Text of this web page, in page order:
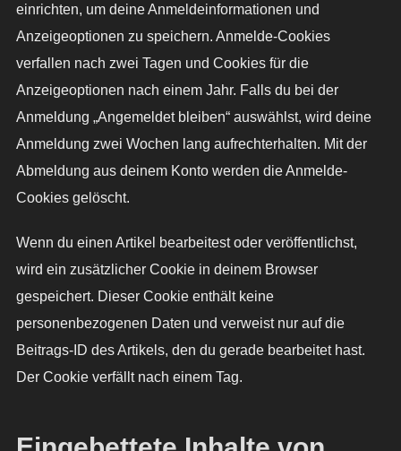
einrichten, um deine Anmeldeinformationen und
Anzeigeoptionen zu speichern. Anmelde-Cookies
verfallen nach zwei Tagen und Cookies für die
Anzeigeoptionen nach einem Jahr. Falls du bei der
Anmeldung „Angemeldet bleiben“ auswählst, wird deine
Anmeldung zwei Wochen lang aufrechterhalten. Mit der
Abmeldung aus deinem Konto werden die Anmelde-
Cookies gelöscht.
Wenn du einen Artikel bearbeitest oder veröffentlichst,
wird ein zusätzlicher Cookie in deinem Browser
gespeichert. Dieser Cookie enthält keine
personenbezogenen Daten und verweist nur auf die
Beitrags-ID des Artikels, den du gerade bearbeitet hast.
Der Cookie verfällt nach einem Tag.